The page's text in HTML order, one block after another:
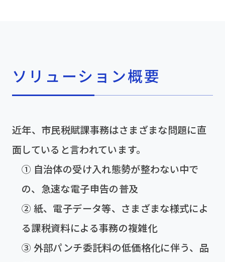
ソリューション概要
近年、市民税賦課事務はさまざまな問題に直
面していると言われています。
① 自治体の受け入れ態勢が整わない中で
の、急速な電子申告の普及
② 紙、電子データ等、さまざまな様式によ
る課税資料による事務の複雑化
③ 外部パンチ委託料の低価格化に伴う、品